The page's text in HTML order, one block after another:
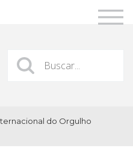
do Orgulho